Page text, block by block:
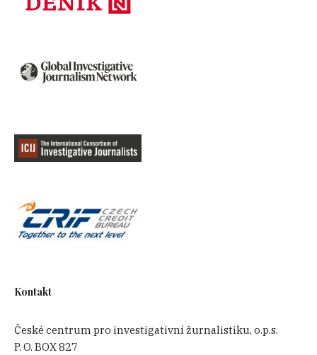
Kontakt
České centrum pro investigativní žurnalistiku, o.p.s.
P. O. BOX 827